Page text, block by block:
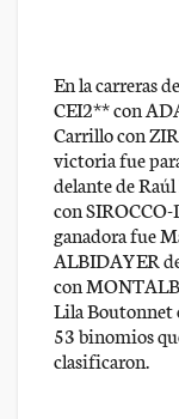
En la carreras
CEI2** con
Carrillo con
victoria fue
delante de
con
ganadora fue
ALBIDAYER
con
Lila Boutonnet
53 binomios
clasificaron.